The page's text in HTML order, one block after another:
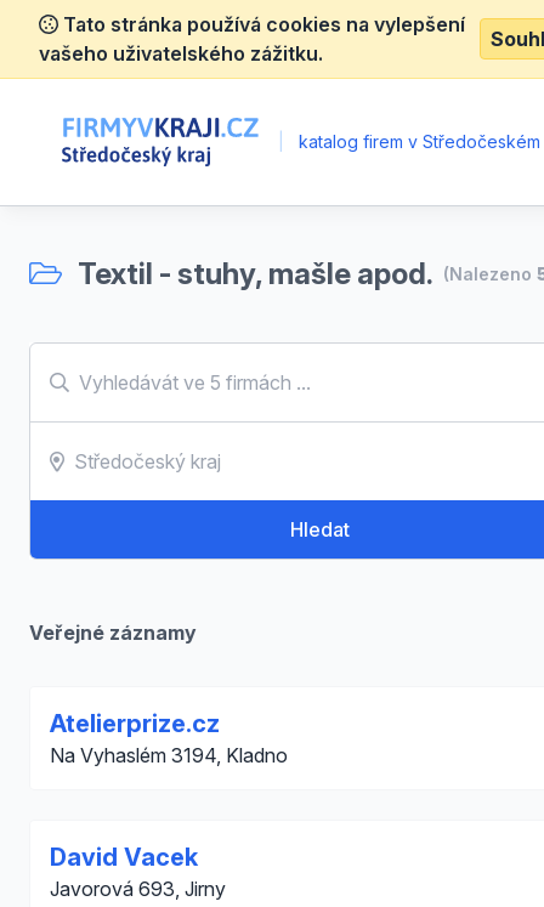
Tato stránka používá cookies na vylepšení
vašeho uživatelského zážitku.
katalog firem v Středočeském
Textil - stuhy, mašle apod. (Nalezeno
Hledat
Veřejné záznamy
Atelierprize.cz
Na Vyhaslém 3194, Kladno
David Vacek
Javorová 693, Jirny